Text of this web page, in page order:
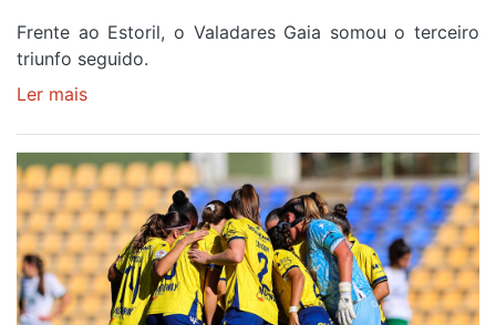
Frente ao Estoril, o Valadares Gaia somou o terceiro
triunfo seguido.
Ler mais
NO
ESTORIL
E
JÁ
É
QUINTO